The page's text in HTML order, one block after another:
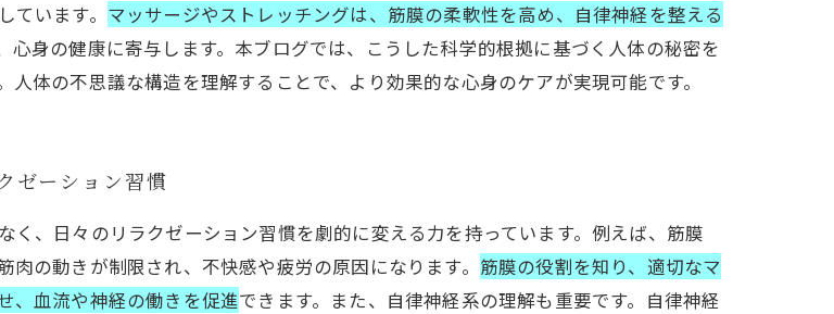
います。 マッサージやストレッチングは、筋膜の柔軟性を高め、自律神経を整える
身の健康に寄与します。本ブログでは、こうした科学的根拠に基づく人体の秘密を
体の不思議な構造を理解することで、より効果的な心身のケアが実現可能です。
ゼーション習慣
、日々のリラクゼーション習慣を劇的に変える力を持っています。例えば、筋膜
の動きが制限され、不快感や疲労の原因になります。 筋膜の役割を知り、適切なマ
、血流や神経の働きを促進できます。また、自律神経系の理解も重要です。自律神経